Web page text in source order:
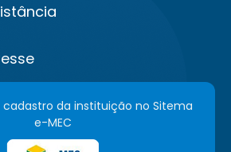
da instituição no Sitema
e-MEC